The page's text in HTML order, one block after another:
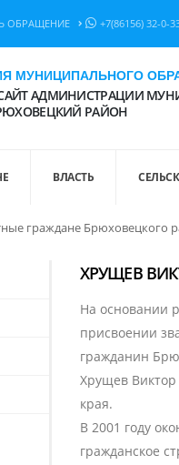
ОБРАЩЕНИЕ +7(86156) 32-0-
МУНИЦИПАЛЬНОГО
АДМИНИСТРАЦИИ
РАЙОН
ВЛАСТЬ
граждане Брюховецкого
ХРУЩЕВ
На основании
присвоении
гражданин
Хрущев Виктор
края.
В 2001 году
гражданское